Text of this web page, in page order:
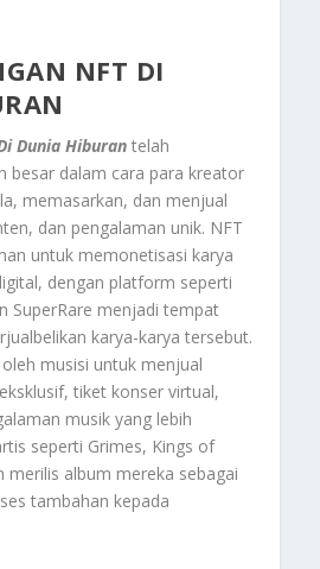
NFT DI
Dunia Hiburan telah
besar dalam cara para kreator
memasarkan, dan menjual
dan pengalaman unik. NFT
untuk memonetisasi karya
dengan platform seperti
SuperRare menjadi tempat
karya-karya tersebut.
musisi untuk menjual
tiket konser virtual,
musik yang lebih
seperti Grimes, Kings of
merilis album mereka sebagai
tambahan kepada